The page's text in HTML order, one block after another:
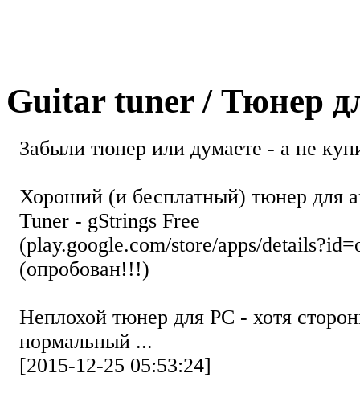
Guitar tuner / Тюнер
Забыли тюнер или думаете - а не
Хороший (и бесплатный) тюнер для
Tuner - gStrings Free
(play.google.com/store/apps/
(опробован!!!)
Неплохой тюнер для РС - хотя
нормальный ...
[2015-12-25 05:53:24]